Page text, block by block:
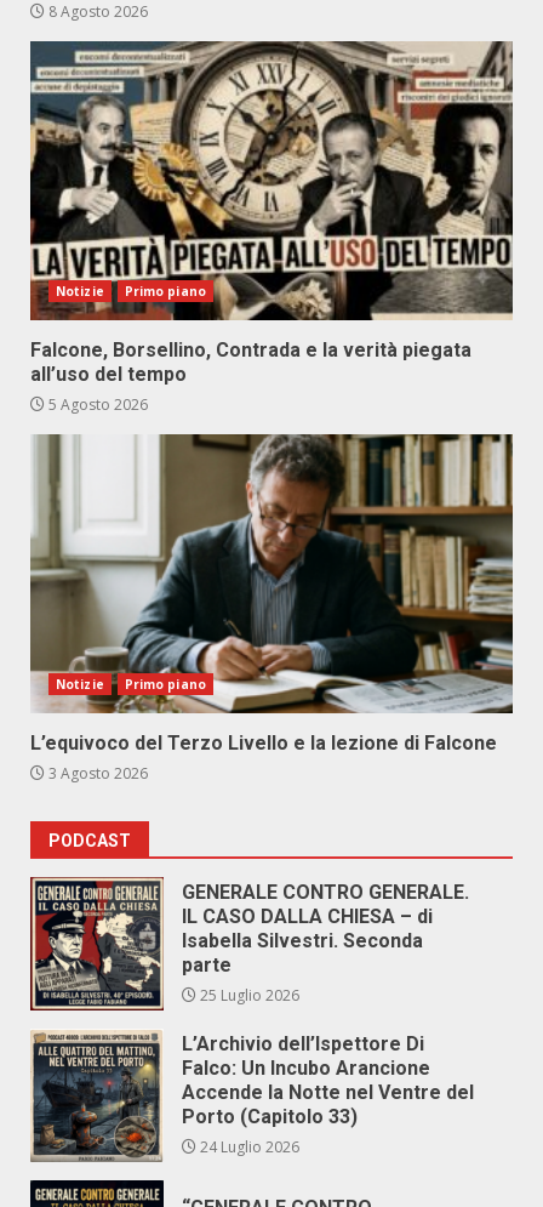
8 Agosto 2026
Notizie Primo piano
Falcone, Borsellino, Contrada e la verità piegata
all’uso del tempo
5 Agosto 2026
Notizie Primo piano
L’equivoco del Terzo Livello e la lezione di Falcone
3 Agosto 2026
PODCAST
GENERALE CONTRO GENERALE.
IL CASO DALLA CHIESA – di
Isabella Silvestri. Seconda
parte
25 Luglio 2026
L’Archivio dell’Ispettore Di
Falco: Un Incubo Arancione
Accende la Notte nel Ventre del
Porto (Capitolo 33)
24 Luglio 2026